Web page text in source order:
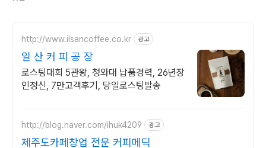
http://www.ilsancoffee.co.kr 광고
일 산 커 피 공 장
로스팅대회 5관왕, 청와대 납품경력, 26년장
인정신, 7만고객후기, 당일로스팅발송
http://blog.naver.com/ihuk4209 광고
제주도카페창업 전문 커피메딕